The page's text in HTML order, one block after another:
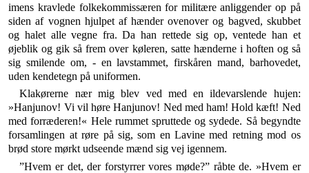
imens kravlede folkekom­missæren for militære anliggender op på
siden af vog­nen hjulpet af hænder ovenover og bagved, skubbet
og halet alle vegne fra. Da han rettede sig op, ventede han et
øjeblik og gik så frem over køleren, satte hænderne i hoften og så
sig smilende om, - en lavstammet, fir­skåren mand, barhovedet,
uden kendetegn på uniformen.
Klakørerne nær mig blev ved med en ildevarslende hujen:
»Hanjunov! Vi vil høre Hanjunov! Ned med ham! Hold kæft! Ned
med forræderen!« Hele rummet sprut­tede og sydede. Så begyndte
forsamlingen at røre på sig, som en Lavine med retning mod os
brød store mørkt ud­seende mænd sig vej igennem.
”Hvem er det, der forstyrrer vores møde?” råbte de. »Hvem er